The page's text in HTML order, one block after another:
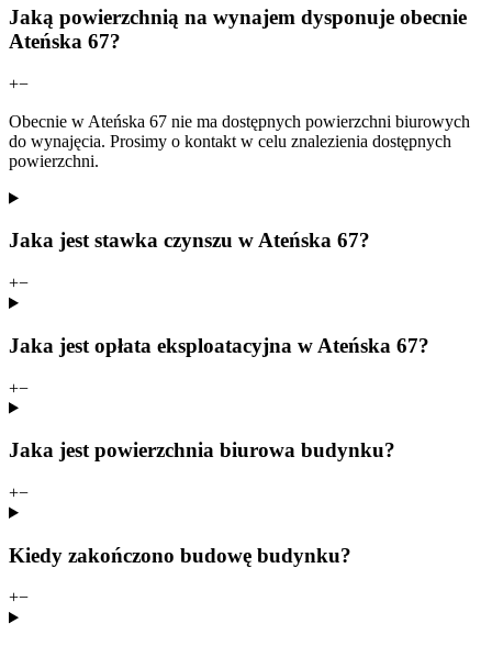
Jaką powierzchnią na wynajem dysponuje obecnie
Ateńska 67?
+−
Obecnie w Ateńska 67 nie ma dostępnych powierzchni biurowych
do wynajęcia. Prosimy o kontakt w celu znalezienia dostępnych
powierzchni.
Jaka jest stawka czynszu w Ateńska 67?
+−
Jaka jest opłata eksploatacyjna w Ateńska 67?
+−
Jaka jest powierzchnia biurowa budynku?
+−
Kiedy zakończono budowę budynku?
+−